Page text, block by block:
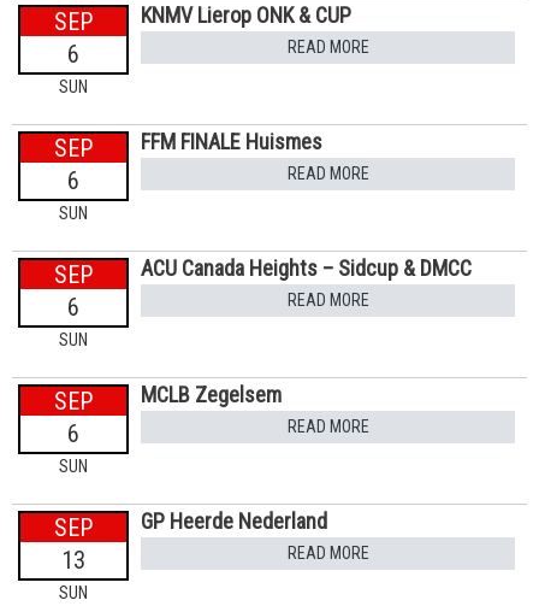
SEP
6
SUN
KNMV Lierop ONK & CUP
READ MORE
SEP
6
SUN
FFM FINALE Huismes
READ MORE
SEP
6
SUN
ACU Canada Heights – Sidcup & DMCC
READ MORE
SEP
6
SUN
MCLB Zegelsem
READ MORE
SEP
13
SUN
GP Heerde Nederland
READ MORE